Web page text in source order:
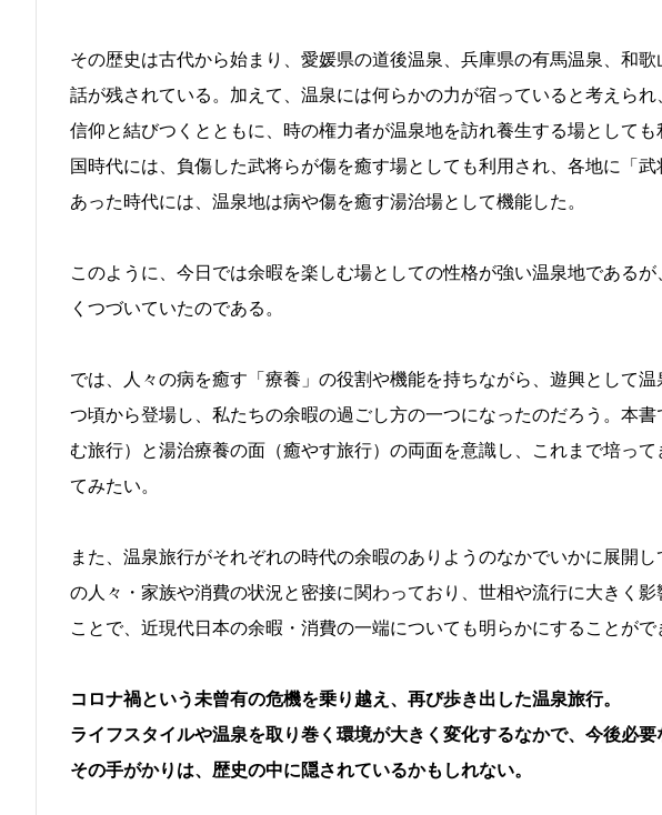
その歴史は古代から始まり、愛媛県の道後温泉、兵庫県の有馬温泉、和
話が残されている。加えて、温泉には何らかの力が宿っていると考えら
信仰と結びつくとともに、時の権力者が温泉地を訪れ養生する場として
国時代には、負傷した武将らが傷を癒す場としても利用され、各地に「
あった時代には、温泉地は病や傷を癒す湯治場として機能した。
このように、今日では余暇を楽しむ場としての性格が強い温泉地である
くつづいていたのである。
では、人々の病を癒す「療養」の役割や機能を持ちながら、遊興として
つ頃から登場し、私たちの余暇の過ごし方の一つになったのだろう。本
む旅行）と湯治療養の面（癒やす旅行）の両面を意識し、これまで培っ
てみたい。
また、温泉旅行がそれぞれの時代の余暇のありようのなかでいかに展開
の人々・家族や消費の状況と密接に関わっており、世相や流行に大きく
ことで、近現代日本の余暇・消費の一端についても明らかにすることがで
コロナ禍という未曾有の危機を乗り越え、再び歩き出した温泉旅行。
ライフスタイルや温泉を取り巻く環境が大きく変化するなかで、今後必要
その手がかりは、歴史の中に隠されているかもしれない。